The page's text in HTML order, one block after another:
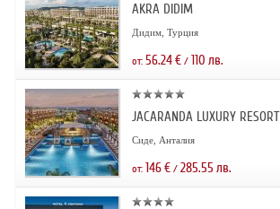
AKRA DIDIM
Дидим, Турция
от: 56.24€/ 110 лв.
JACARANDA LUXURY RESORT
Сиде, Анталия
от: 146€/ 285.55 лв.